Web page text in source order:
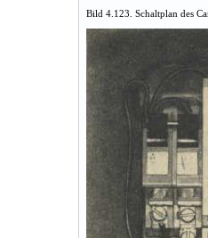
Bild 4.123. Schaltplan des